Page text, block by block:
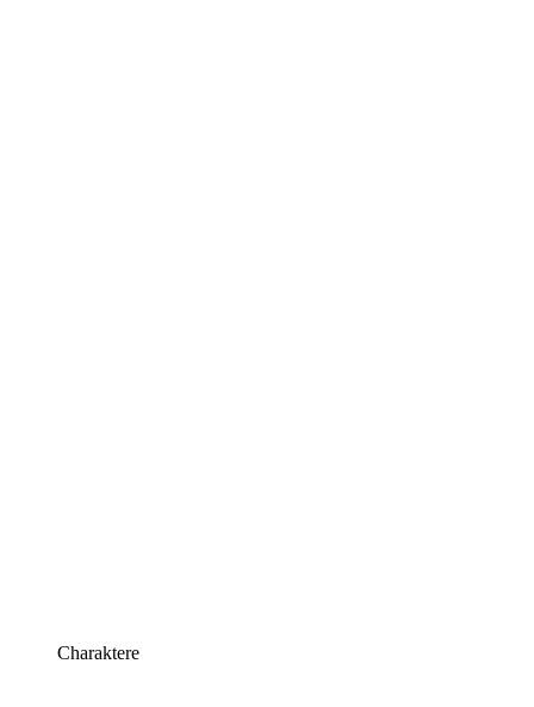
Charaktere